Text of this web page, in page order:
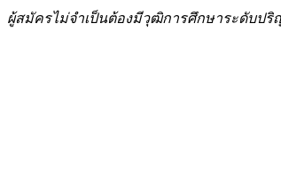
ผู้สมัครไม่จำเป็นต้องมีวุฒิการศึกษาระดับปริ